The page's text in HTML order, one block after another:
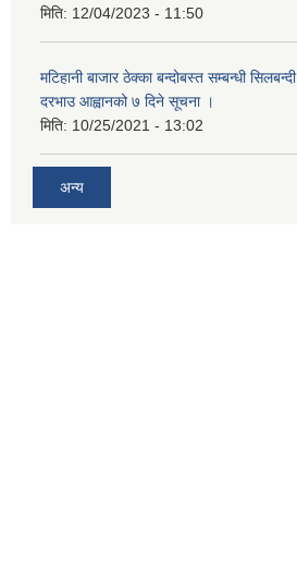
मिति: 12/04/2023 - 11:50
मटिहानी बाजार ठेक्का बन्दोबस्त सम्बन्धी सिलबन्दी
दरभाउ आह्वानको ७ दिने सूचना ।
मिति: 10/25/2021 - 13:02
अन्य